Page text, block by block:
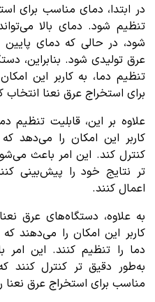
در ابتدا، دمای مناسب برای
تنظیم شود. دمای بالا
شود، در حالی که دمای
عرق تولیدی شود. بنابراین،
تنظیم دما، به کاربر این
برای استخراج عرق نعنا انتخاب
علاوه بر این، قابلیت تنظیم
کاربر این امکان را می‌دهد
کنترل کند. این امر باعث
تر نتایج خود را پیش‌بینی
اعمال کنند.
به علاوه، دستگاه‌های عرق
کاربر این امکان را می‌دهند
دما را تنظیم کنند. این امر
به‌طور دقیق تر کنترل کنند
مناسب برای استخراج عرق نعنا